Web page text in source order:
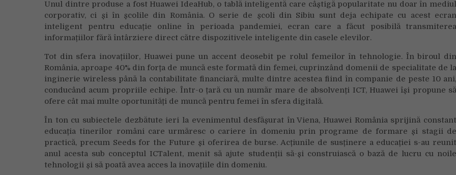
Unul dintre produse a fost Huawei IdeaHub, o tablă inteligentă care câștigă popularitate nu doar în mediul
corporativ, ci și în școlile din România. O serie de școli din Sibiu sunt deja echipate cu acest ecran
inteligent pentru educație online în perioada pandemiei, ecran care a făcut posibilă transmiterea
informațiilor fără întârziere direct către dispozitivele inteligente din casele elevilor.
Tot din sfera inovațiilor, Huawei pune un accent deosebit pe rolul femeilor în tehnologie. În biroul din
România, aproape 40% din forța de muncă este formată din femei, cuprinzând domenii de specialitate de la
inginerie wireless până la contabilitate financiară, multe dintre acestea fiind în companie de peste 10 ani,
conducând acum propriile echipe. Într-o țară cu un număr mare de absolvenți ICT, Huawei își propune să
ofere cât mai multe oportunități de muncă pentru femei în sfera digitală.
În ton cu subiectele dezbătute ieri la evenimentul desfășurat în Viena, Huawei România sprijină constant
educația tinerilor români care urmăresc o cariere în domeniu prin programe de formare și stagii de
practică, precum Seeds for the Future și oferirea de burse. Acțiunile de susținere a educației s-au reunit
anul acesta sub conceptul ICTalent, menit să ajute studenții să-și construiască o bază de lucru cu noile
tehnologii și să poată avea acces la inovațiile din domeniu.